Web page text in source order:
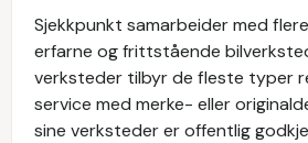
Sjekkpunkt samarbeider med
erfarne og frittstående
verksteder tilbyr de fleste typer
service med merke- eller
sine verksteder er offentlig